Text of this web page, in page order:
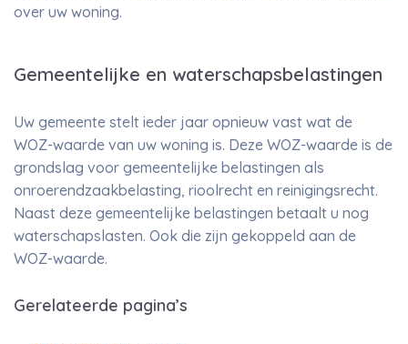
over uw woning.
Gemeentelijke en waterschapsbelastingen
Uw gemeente stelt ieder jaar opnieuw vast wat de
WOZ-waarde van uw woning is. Deze WOZ-waarde is de
grondslag voor gemeentelijke belastingen als
onroerendzaakbelasting, rioolrecht en reinigingsrecht.
Naast deze gemeentelijke belastingen betaalt u nog
waterschapslasten. Ook die zijn gekoppeld aan de
WOZ-waarde.
Gerelateerde pagina’s